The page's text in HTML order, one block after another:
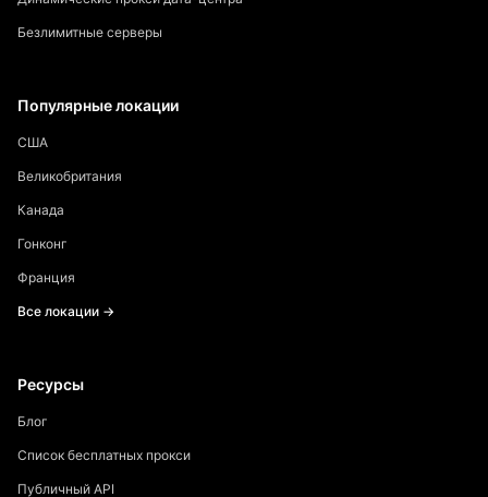
Безлимитные серверы
Популярные локации
США
Великобритания
Канада
Гонконг
Франция
Все локации →
Ресурсы
Блог
Список бесплатных прокси
Публичный API